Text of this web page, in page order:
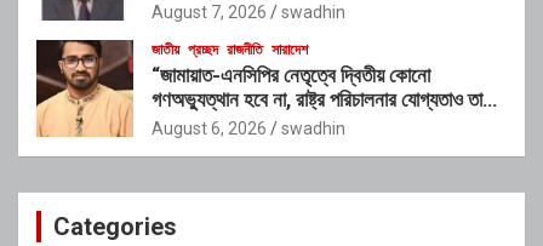
August 7, 2026 swadhin
জাতীয় প্রচ্ছদ রাজনীতি সারাদেশ
“জামায়াত-এনসিপির নেতৃত্বে দ্বিতীয় কোনো
গণঅভ্যুত্থান হবে না, রাষ্ট্র পরিচালনার যোগ্যতাও তাদের
নেই”: রাশেদ খাঁনের
August 6, 2026 swadhin
Categories